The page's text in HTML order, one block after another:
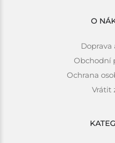
O
Doprava
Obchodní
Ochrana
Vrátit